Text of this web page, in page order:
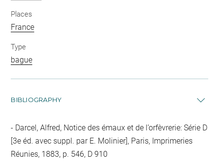
Places
France
Type
bague
BIBLIOGRAPHY
Darcel, Alfred, Notice des émaux et de l’orfèvrerie: Série D
[3e éd. avec suppl. par E. Molinier], Paris, Imprimeries
Réunies, 1883, p. 546, D 910